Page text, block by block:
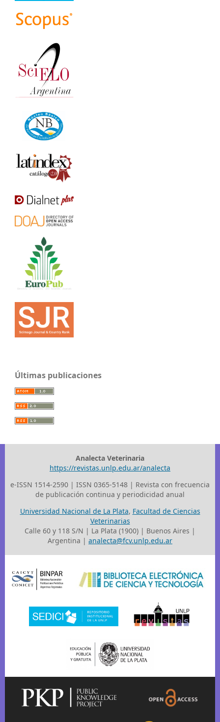
Últimas publicaciones
Analecta Veterinaria
https://revistas.unlp.edu.ar/analecta
e-ISSN 1514-2590 | ISSN 0365-5148 | Revista con frecuencia
de publicación continua y periodicidad anual
Universidad Nacional de La Plata, Facultad de Ciencias
Veterinarias
Calle 60 y 118 S/N | La Plata (1900) | Buenos Aires |
Argentina | analecta@fcv.unlp.edu.ar